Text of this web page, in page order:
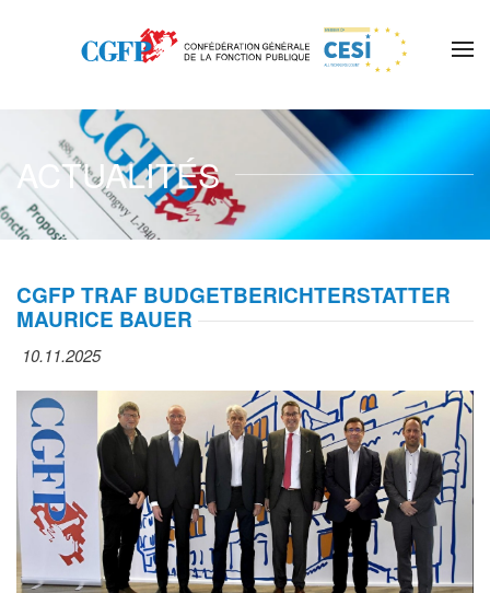
Skip to main content
ACTUALITÉS
CGFP TRAF BUDGETBERICHTERSTATTER
MAURICE BAUER
10.11.2025